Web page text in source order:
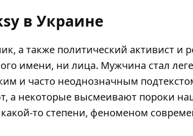
в Украине
а также политический активист и
имени, ни лица. Мужчина стал
и часто неоднозначным
а некоторые высмеивают пороки
то степени, феноменом